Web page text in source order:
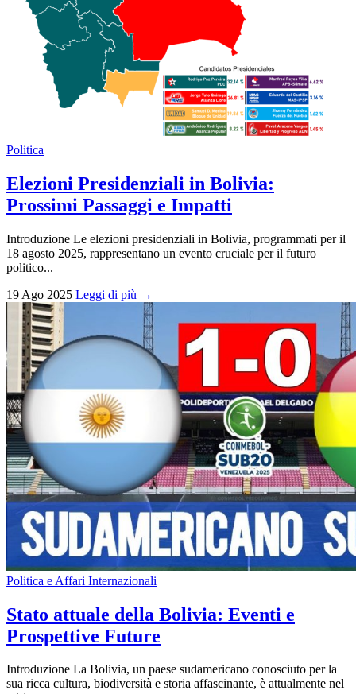
Politica
Elezioni Presidenziali in Bolivia:
Prossimi Passaggi e Impatti
Introduzione Le elezioni presidenziali in Bolivia, programmati per il
18 agosto 2025, rappresentano un evento cruciale per il futuro
politico...
19 Ago 2025 Leggi di più →
Politica e Affari Internazionali
Stato attuale della Bolivia: Eventi e
Prospettive Future
Introduzione La Bolivia, un paese sudamericano conosciuto per la
sua ricca cultura, biodiversità e storia affascinante, è attualmente nel